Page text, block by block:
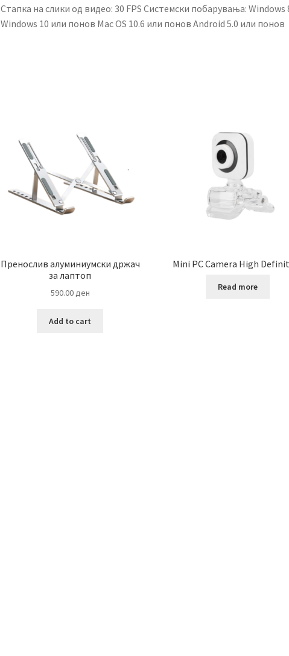
Стапка на слики од видео: 30 FPS Системски побарувања: Windows
Windows 10 или понов Mac OS 10.6 или понов Android 5.0 или понов
Пренослив алуминиумски држач
за лаптоп
590.00ден
Add to cart
Mini PC Camera High
Read more